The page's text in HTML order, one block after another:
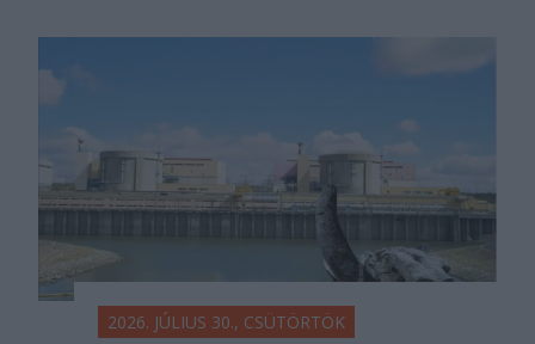
2026. JÚLIUS 30., CSÜTÖRTÖK